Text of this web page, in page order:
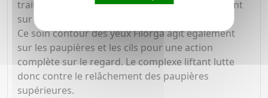
traits et de lisser la peau de l'intérieur en agissant
sur les rides.
Ce soin contour des yeux Filorga agit également
sur les paupières et les cils pour une action
complète sur le regard. Le complexe liftant lutte
donc contre le relâchement des paupières
supérieures.